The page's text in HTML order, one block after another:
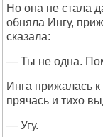
Но она не стала
обняла Ингу,
сказала:
— Ты не одна.
Инга прижалась
прячась и тихо
— Угу.